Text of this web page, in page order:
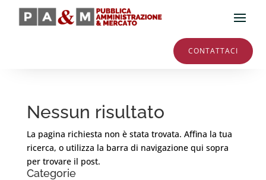
CONTATTACI
Nessun risultato
La pagina richiesta non è stata trovata. Affina la tua
ricerca, o utilizza la barra di navigazione qui sopra
per trovare il post.
Categorie